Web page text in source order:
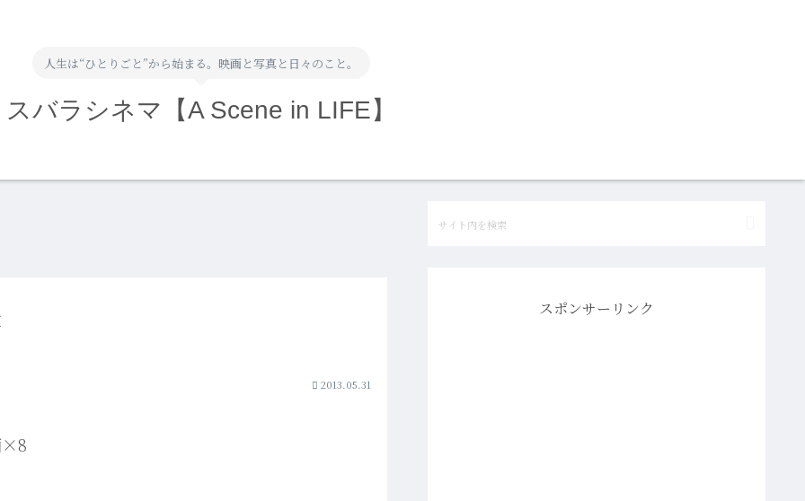
人生は“ひとりごと”から始まる。映画と写真と日々のこと。
スバラシネマ【A Scene in LIFE】
2013.05.31
×8
スポンサーリンク